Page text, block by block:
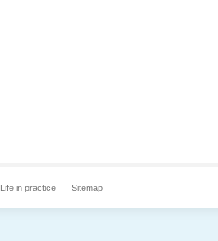
Life in practice Sitemap